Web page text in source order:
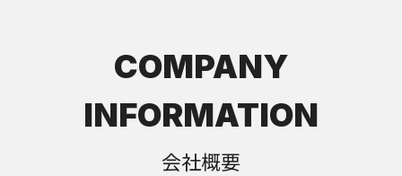
COMPANY
INFORMATION
会社概要